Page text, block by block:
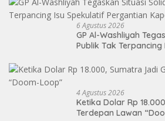
6 Agustus 2026
GP Al-Washliyah
Publik Tak
4 Agustus 2026
Ketika Dolar Rp
Terdepan Lawan